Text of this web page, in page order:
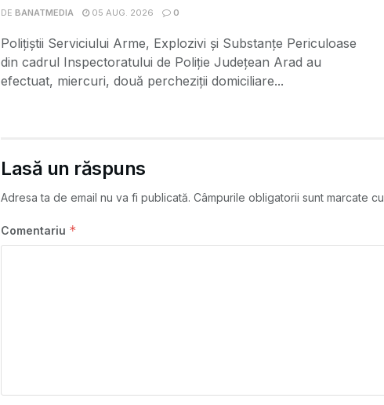
DE BANATMEDIA 05 AUG. 2026 0
Polițiștii Serviciului Arme, Explozivi și Substanțe Periculoase
din cadrul Inspectoratului de Poliție Județean Arad au
efectuat, miercuri, două percheziții domiciliare...
Lasă un răspuns
Adresa ta de email nu va fi publicată. Câmpurile obligatorii sunt marcate cu
Comentariu *